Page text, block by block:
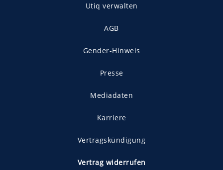
Utiq verwalten
AGB
Gender-Hinweis
Presse
Mediadaten
Karriere
Vertragskündigung
Vertrag widerrufen